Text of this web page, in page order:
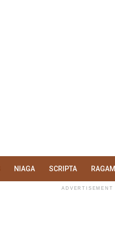
NIAGA SCRIPTA RAGAM
ADVERTISEMENT